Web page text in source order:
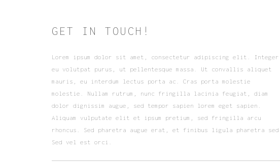
GET IN TOUCH!
Lorem ipsum dolor sit amet, consectetur adipiscing elit. Integer
eu volutpat purus, ut pellentesque massa. Ut convallis aliquet
mauris, eu interdum lectus porta ac. Cras porta molestie
molestie. Nullam rutrum, nunc fringilla lacinia feugiat, diam
dolor dignissim augue, sed tempor sapien lorem eget sapien.
Aliquam vulputate elit et ipsum pretium, sed fringilla arcu
rhoncus. Sed pharetra augue erat, et finibus ligula pharetra sed.
Sed vel est orci.